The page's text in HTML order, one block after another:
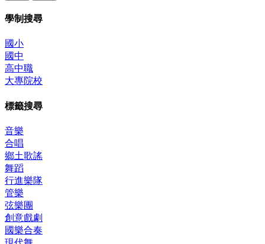
學制搜尋
國小
國中
高中職
大專院校
標籤搜尋
音樂
合唱
鄉土歌謠
舞蹈
行進樂隊
管樂
弦樂團
創意戲劇
國樂合奏